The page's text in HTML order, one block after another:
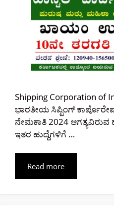
Shipping Corporation of
ಭಾರತೀಯ ಸಿಪ್ಪಿಂಗ್
ನೇಮಕಾತಿ 2024
ಇತರ ಹುದ್ದೆಗಳಿಗೆ …
Read more